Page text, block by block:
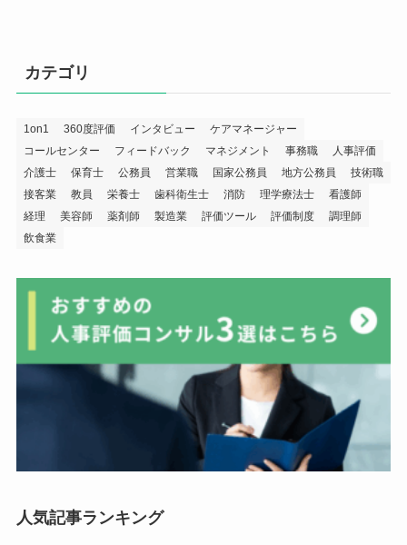
カテゴリ
1on1 360度評価 インタビュー
ケアマネージャー
コールセンター
フィードバック マネジメント 事務職
人事評価
介護士
保育士 公務員 営業職 国家公務員 地方公務員
技術職
接客業
教員 栄養士 歯科衛生士 消防 理学療法士
看護師
経理
美容師 薬剤師 製造業 評価ツール 評価制度
調理師
飲食業
人気記事ランキング